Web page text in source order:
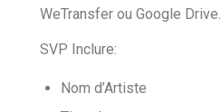
WeTransfer ou Google Drive.
SVP Inclure:
Nom d’Artiste